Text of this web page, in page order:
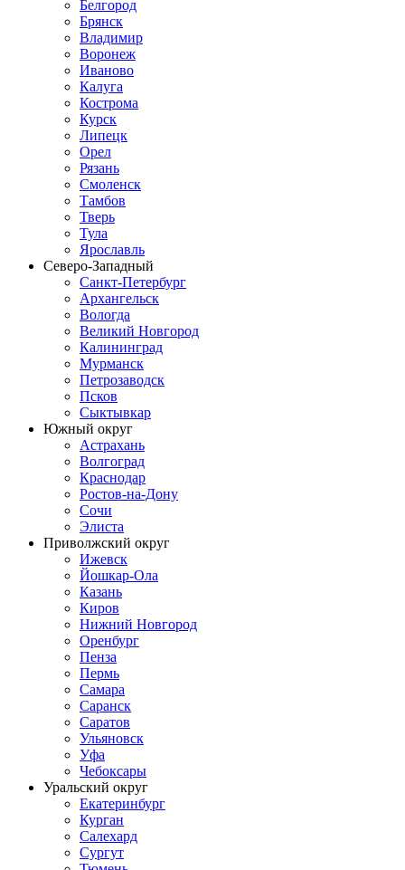
Белгород
Брянск
Владимир
Воронеж
Иваново
Калуга
Кострома
Курск
Липецк
Орел
Рязань
Смоленск
Тамбов
Тверь
Тула
Ярославль
Северо-Западный
Санкт-Петербург
Архангельск
Вологда
Великий Новгород
Калининград
Мурманск
Петрозаводск
Псков
Сыктывкар
Южный округ
Астрахань
Волгоград
Краснодар
Ростов-на-Дону
Сочи
Элиста
Приволжский округ
Ижевск
Йошкар-Ола
Казань
Киров
Нижний Новгород
Оренбург
Пенза
Пермь
Самара
Саранск
Саратов
Ульяновск
Уфа
Чебоксары
Уральский округ
Екатеринбург
Курган
Салехард
Сургут